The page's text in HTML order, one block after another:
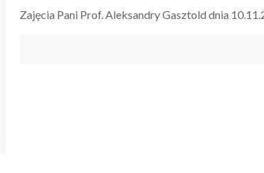
Zajęcia Pani Prof. Aleksandry Gasztold dnia